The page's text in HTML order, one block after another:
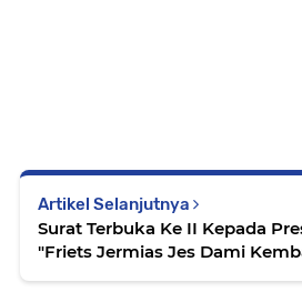
Artikel Selanjutnya
Surat Terbuka Ke II Kepada
"Friets Jermias Jes Dami